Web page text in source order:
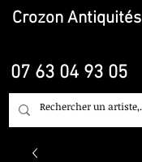
Crozon Antiquités
07 63 04 93 05